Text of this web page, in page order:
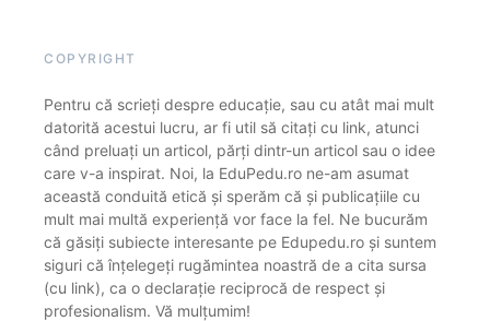
COPYRIGHT
Pentru că scrieți despre educație, sau cu atât mai mult
datorită acestui lucru, ar fi util să citați cu link, atunci
când preluați un articol, părți dintr-un articol sau o idee
care v-a inspirat. Noi, la EduPedu.ro ne-am asumat
această conduită etică și sperăm că și publicațiile cu
mult mai multă experiență vor face la fel. Ne bucurăm
că găsiți subiecte interesante pe Edupedu.ro și suntem
siguri că înțelegeți rugămintea noastră de a cita sursa
(cu link), ca o declarație reciprocă de respect și
profesionalism. Vă mulțumim!